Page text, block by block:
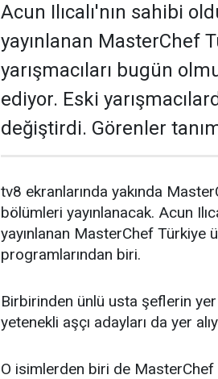
Acun Ilıcalı'nın sahibi
yayınlanan MasterChef
yarışmacıları bugün
ediyor. Eski
değiştirdi. Görenler
tv8 ekranlarında yakında
bölümleri yayınlanacak. Acun
yayınlanan MasterChef Türkiye
programlarından biri.
Birbirinden ünlü usta şeflerin yer
yetenekli aşçı adayları da yer
O isimlerden biri de MasterChef